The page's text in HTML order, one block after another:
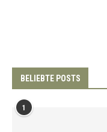
BELIEBTE POSTS
1